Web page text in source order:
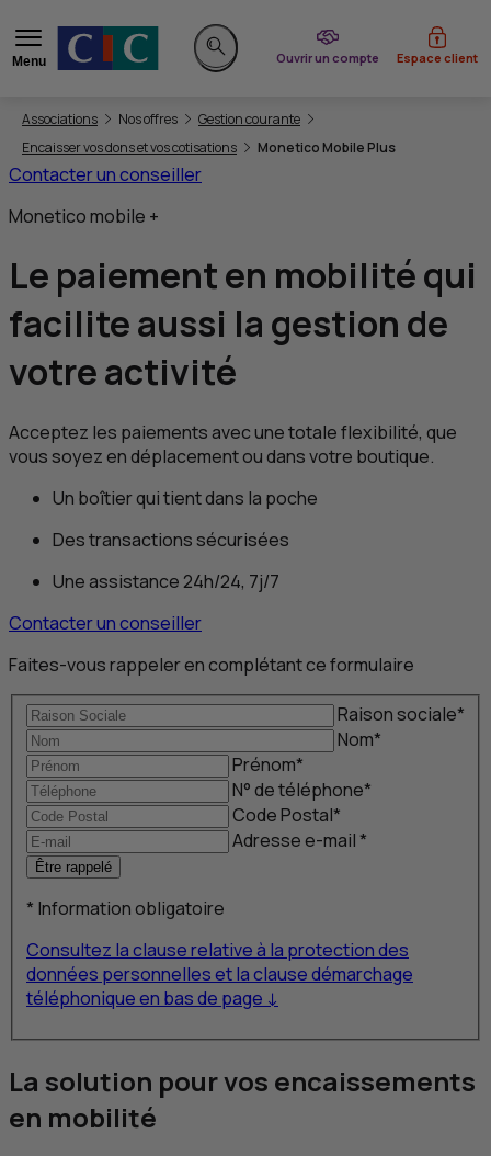
Menu
Rechercher sur le site
Ouvrir un compte
du CIC Espace client
Vous êtes ici:
Associations Nos offres
Gestion courante
Encaisser vos dons et vos cotisations
Monetico Mobile Plus
Contacter un conseiller
Monetico mobile +
Le paiement en mobilitéqui
facilite aussi la gestion de
votre activité
Acceptez les paiements avec une totale flexibilité, que
vous soyez en déplacement ou dans votre boutique.
Un boîtier qui tient dans la poche
Des transactions sécurisées
Une assistance 24h/24, 7j/7
Contacter un conseiller
Faites-vous rappeler en complétant ce formulaire
Raison sociale*
Nom*
Prénom*
N° de téléphone*
Code Postal*
Adressee-mail*
Être rappelé
* Information obligatoire
Consultez la clause relative à la protection des
données personnelles et la clause démarchage
téléphonique en bas de page ↓
La solution pour vos encaissements
en mobilité